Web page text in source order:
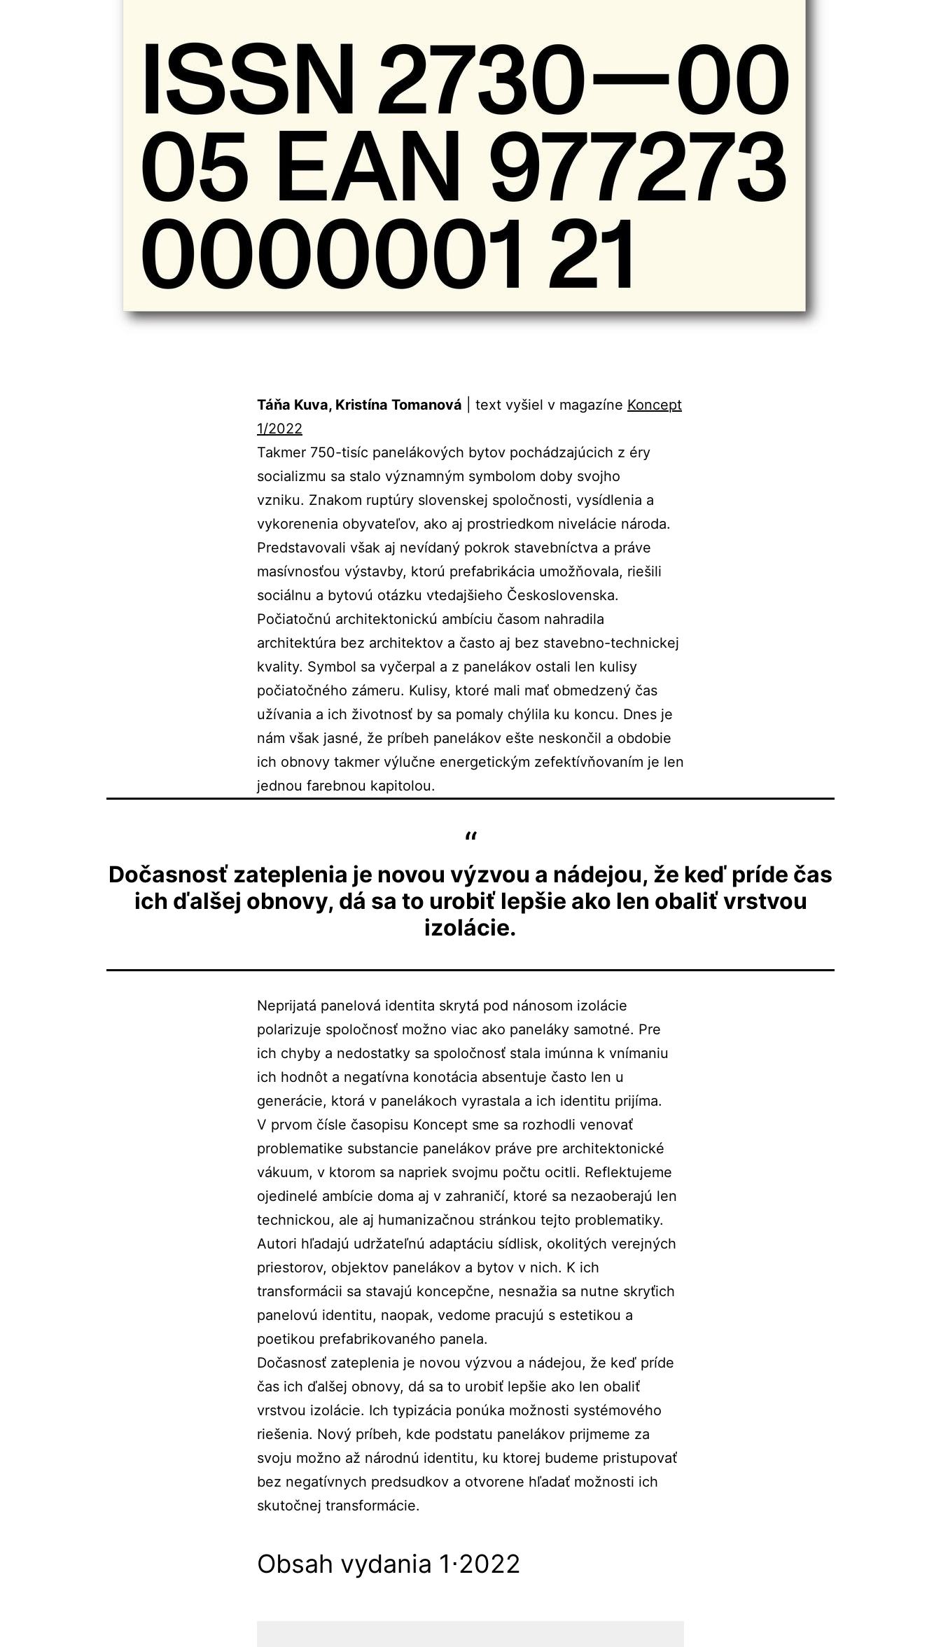
Táňa Kuva, Kristína Tomanová | text vyšiel v magazíne Koncept
1/2022
Takmer 750-tisíc panelákových bytov pochádzajúcich z éry
socializmu sa stalo významným symbolom doby svojho
vzniku. Znakom ruptúry slovenskej spoločnosti, vysídlenia a
vykorenenia obyvateľov, ako aj prostriedkom nivelácie národa.
Predstavovali však aj nevídaný pokrok stavebníctva a práve
masívnosťou výstavby, ktorú prefabrikácia umožňovala, riešili
sociálnu a bytovú otázku vtedajšieho Československa.
Počiatočnú architektonickú ambíciu časom nahradila
architektúra bez architektov a často aj bez stavebno-technickej
kvality. Symbol sa vyčerpal a z panelákov ostali len kulisy
počiatočného zámeru. Kulisy, ktoré mali mať obmedzený čas
užívania a ich životnosť by sa pomaly chýlila ku koncu. Dnes je
nám však jasné, že príbeh panelákov ešte neskončil a obdobie
ich obnovy takmer výlučne energetickým zefektívňovaním je len
jednou farebnou kapitolou.
Dočasnosť zateplenia je novou výzvou a nádejou, že keď príde čas
ich ďalšej obnovy, dá sa to urobiť lepšie ako len obaliť vrstvou
izolácie.
Neprijatá panelová identita skrytá pod nánosom izolácie
polarizuje spoločnosť možno viac ako paneláky samotné. Pre
ich chyby a nedostatky sa spoločnosť stala imúnna k vnímaniu
ich hodnôt a negatívna konotácia absentuje často len u
generácie, ktorá v panelákoch vyrastala a ich identitu prijíma.
V prvom čísle časopisu Koncept sme sa rozhodli venovať
problematike substancie panelákov práve pre architektonické
vákuum, v ktorom sa napriek svojmu počtu ocitli. Reflektujeme
ojedinelé ambície doma aj v zahraničí, ktoré sa nezaoberajú len
technickou, ale aj humanizačnou stránkou tejto problematiky.
Autori hľadajú udržateľnú adaptáciu sídlisk, okolitých verejných
priestorov, objektov panelákov a bytov v nich. K ich
transformácii sa stavajú koncepčne, nesnažia sa nutne skryťich
panelovú identitu, naopak, vedome pracujú s estetikou a
poetikou prefabrikovaného panela.
Dočasnosť zateplenia je novou výzvou a nádejou, že keď príde
čas ich ďalšej obnovy, dá sa to urobiť lepšie ako len obaliť
vrstvou izolácie. Ich typizácia ponúka možnosti systémového
riešenia. Nový príbeh, kde podstatu panelákov prijmeme za
svoju možno až národnú identitu, ku ktorej budeme pristupovať
bez negatívnych predsudkov a otvorene hľadať možnosti ich
skutočnej transformácie.
Obsah vydania 1⋅2022